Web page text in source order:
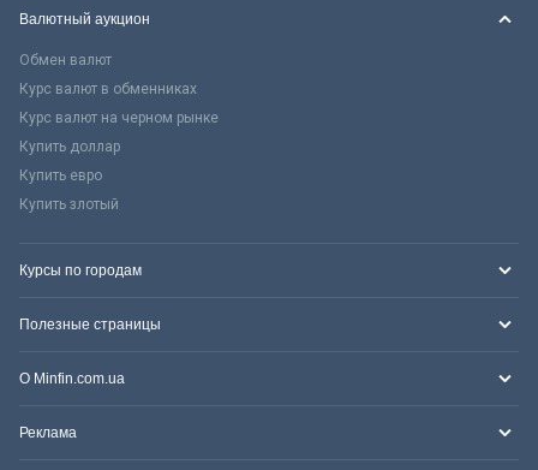
Валютный аукцион
Обмен валют
Курс валют в обменниках
Курс валют на черном рынке
Купить доллар
Купить евро
Купить злотый
Курсы по городам
Полезные страницы
О Minfin.com.ua
Реклама